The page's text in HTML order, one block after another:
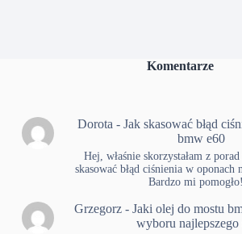
Komentarze
Dorota -Jak skasować błąd
bmw e60
Hej, właśnie skorzystałam z
skasować błąd ciśnienia w
Bardzo mi
Grzegorz- Jaki olej do mostu
wyboru najlepszego